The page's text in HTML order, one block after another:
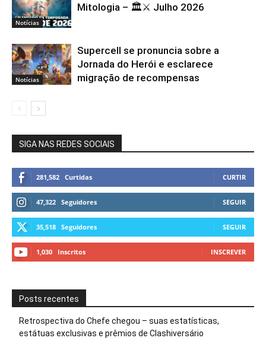
Notícias
Mitologia – 🏛️⚔️ Julho 2026
Notícias
Supercell se pronuncia sobre a
Jornada do Herói e esclarece
migração de recompensas
SIGA NAS REDES SOCIAIS
281,582 Curtidas CURTIR
47,322 Seguidores SEGUIR
35,518 Seguidores SEGUIR
1,030 Inscritos INSCREVER
Posts recentes
Retrospectiva do Chefe chegou – suas estatísticas,
estátuas exclusivas e prêmios de Clashiversário